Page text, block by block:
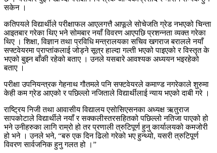
सकेन ।
कतिपयले विद्यार्थीले परीक्षाफल आएलगत्तै आफूले सोचेजति ग्रेड नभएको चिन्ता
आइतबार गरेका थिए भने सोमबार नयाँ विवरण आएपछि प्रशन्नता व्यक्त गरेका
थिए । शिक्षा, विज्ञान तथा प्रविधि मन्त्रालयका सचिव खगराज बरालले नयाँ
सफ्टवेयरमा प्राप्तांकलाई जोड्ने सूत्र हाल्दा गल्ती भएको पाइएको र विस्तृत के
भएको बुझ्न बाँकी रहेको बताए । उनले यसबारे आवश्यक अध्ययन भइरहेको
बताए ।
परीक्षा उपनियन्त्रक गेहनाथ गौतमले पनि सफ्टवेयरले कमाण्ड नगरेकाले शुरुमा
केही कम ग्रेड आएको र पछिल्लो नजिताले विद्यार्थीलाई न्याय भएको दाबी गरे ।
राष्ट्रिय निजी तथा आवासीय विद्यालय एसोसिएसनका अध्यक्ष ऋतुराज
सापकोटाले विद्यार्थीले नयाँ र सक्कलीस्तरसहितको पछिल्लो नतिजा पाएको हो
भने उनीहरुका लागि राम्रो हो तर प्रणाली त्रुटिपूर्ण हुनु कार्यालयको कमजोरी
हो भने । उनले भने, “बरु एक दिन ढिलो गरेको भए हुन्थ्यो, यसरी त्रुटिपूर्ण
विवरण सार्वजनिक हुनु गलत हो ।”